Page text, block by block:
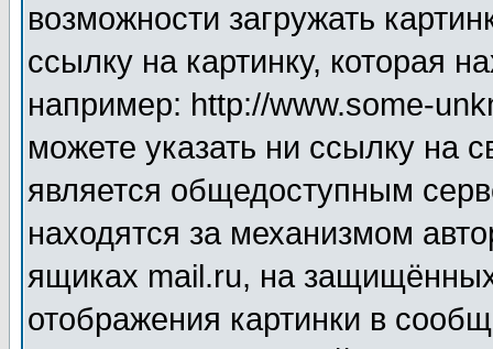
возможности загружать
ссылку на картинку, которая
например: http://www.some-
можете указать ни ссылку на
является общедоступным
находятся за механизмом
ящиках mail.ru, на
отображения картинки в